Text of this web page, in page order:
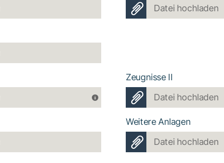
Datei hochladen
Zeugnisse II
Datei hochladen
Weitere Anlagen
Datei hochladen